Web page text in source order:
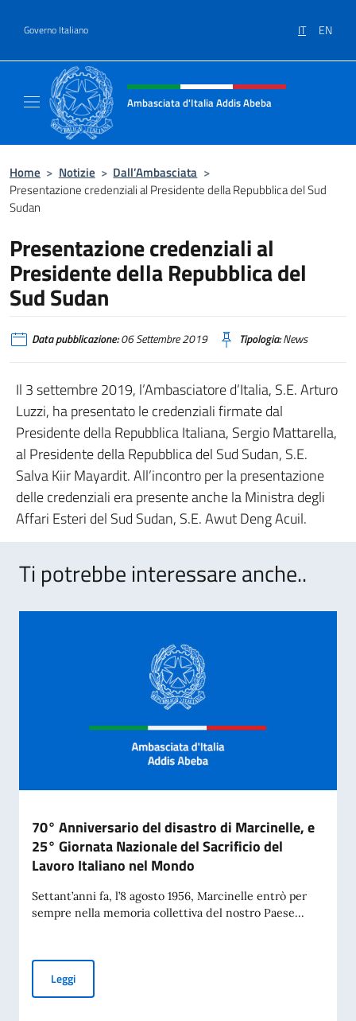
Governo Italiano IT EN
Intestazione sito, social e menù
Ambasciata d'Italia Addis Abeba
Home > Notizie > Dall’Ambasciata >
Presentazione credenziali al Presidente della Repubblica del Sud
Sudan
Presentazione credenziali al
Presidente della Repubblica del
Sud Sudan
Data pubblicazione:06 Settembre 2019 Tipologia:News
Il 3 settembre 2019, l’Ambasciatore d’Italia, S.E. Arturo
Luzzi, ha presentato le credenziali firmate dal
Presidente della Repubblica Italiana, Sergio Mattarella,
al Presidente della Repubblica del Sud Sudan, S.E.
Salva Kiir Mayardit. All’incontro per la presentazione
delle credenziali era presente anche la Ministra degli
Affari Esteri del Sud Sudan, S.E. Awut Deng Acuil.
Ti potrebbe interessare anche..
70° Anniversario del disastro di Marcinelle, e
25° Giornata Nazionale del Sacrificio del
Lavoro Italiano nel Mondo
Settant’anni fa, l’8 agosto 1956, Marcinelle entrò per
sempre nella memoria collettiva del nostro Paese...
Leggi70° Anniversario del disastro di Marcinelle, e 25°